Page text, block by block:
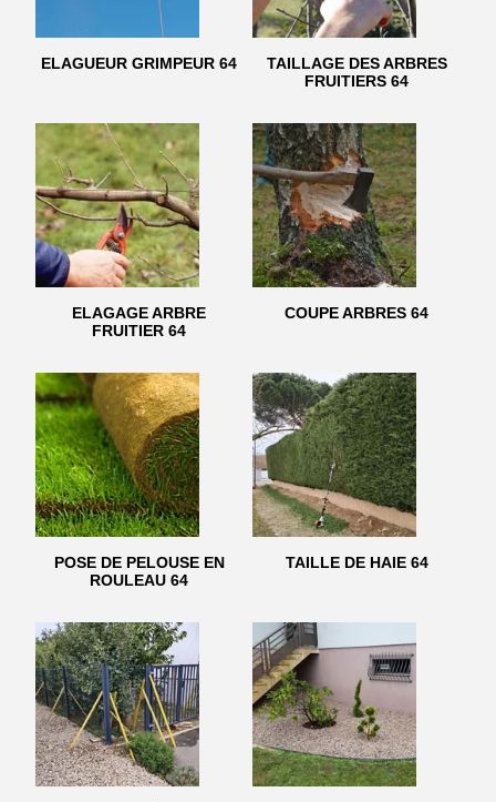
ELAGUEUR GRIMPEUR 64
TAILLAGE DES ARBRES
FRUITIERS 64
ELAGAGE ARBRE
FRUITIER 64
COUPE ARBRES 64
POSE DE PELOUSE EN
ROULEAU 64
TAILLE DE HAIE 64